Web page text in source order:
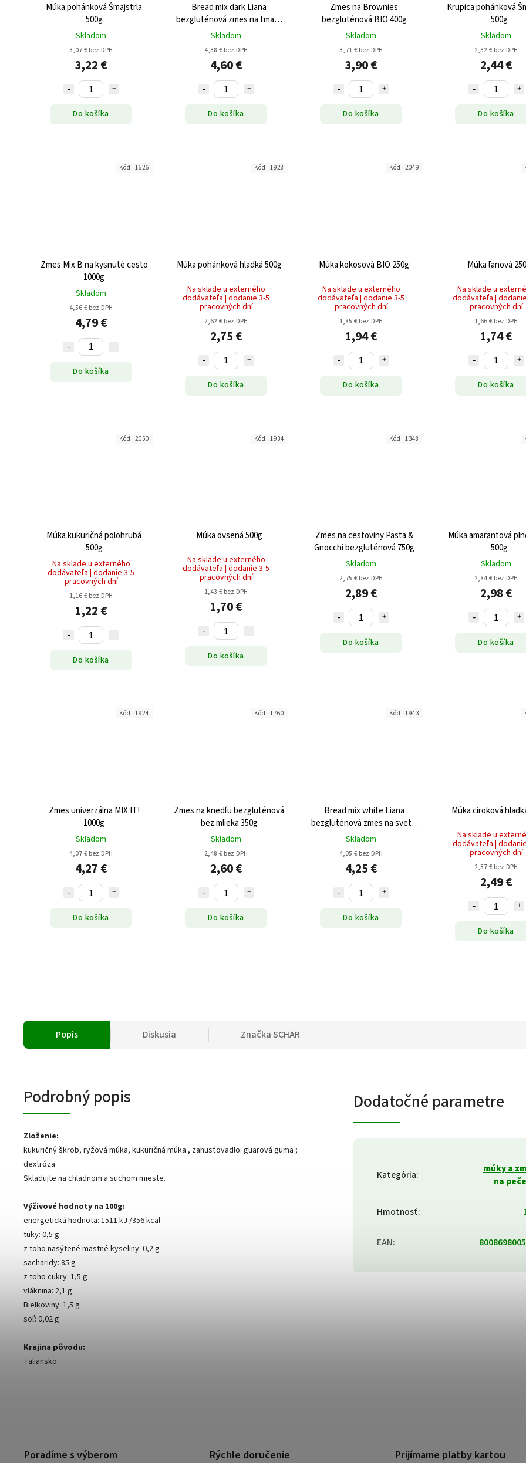
Múka pohánková Šmajstrla
500g
Skladom
3,07 € bez DPH
3,22 €
Do košíka
Bread mix dark Liana
bezgluténová zmes na tmavý
chlieb a pečivo 1000g
Skladom
4,38 € bez DPH
4,60 €
Do košíka
Zmes na Brownies
bezgluténová BIO 400g
Skladom
3,71 € bez DPH
3,90 €
Do košíka
Krupica pohánková
500g
Skladom
2,32 € bez DPH
2,44 €
Do košíka
Zmes Mix B na kysnuté cesto
1000g
Skladom
4,56 € bez DPH
4,79 €
Do košíka
Kód: 1626
Múka pohánková hladká 500g
Na sklade u externého
dodávateľa | dodanie 3-5
pracovných dní
2,62 € bez DPH
2,75 €
Do košíka
Kód: 1928
Múka kokosová BIO 250g
Na sklade u externého
dodávateľa | dodanie 3-5
pracovných dní
1,85 € bez DPH
1,94 €
Do košíka
Kód: 2049
Múka ľanová
Na sklade u
dodávateľa |
pracovných dní
1,66 € bez DPH
1,74 €
Do košíka
Múka kukuričná polohrubá
500g
Na sklade u externého
dodávateľa | dodanie 3-5
pracovných dní
1,16 € bez DPH
1,22 €
Do košíka
Kód: 2050
Múka ovsená 500g
Na sklade u externého
dodávateľa | dodanie 3-5
pracovných dní
1,43 € bez DPH
1,70 €
Do košíka
Kód: 1934
Zmes na cestoviny Pasta &
Gnocchi bezgluténová 750g
Skladom
2,75 € bez DPH
2,89 €
Do košíka
Kód: 1348
Múka amarantová
500g
Skladom
2,84 € bez DPH
2,98 €
Do košíka
Zmes univerzálna MIX IT!
1000g
Skladom
4,07 € bez DPH
4,27 €
Do košíka
Kód: 1924
Zmes na knedľu bezgluténová
bez mlieka 350g
Skladom
2,48 € bez DPH
2,60 €
Do košíka
Kód: 1760
Bread mix white Liana
bezgluténová zmes na svetlý
chlieb a pečivo 1000g
Skladom
4,05 € bez DPH
4,25 €
Do košíka
Kód: 1943
Múka ciroková
Na sklade u
dodávateľa |
pracovných dní
2,37 € bez DPH
2,49 €
Do košíka
Popis Diskusia ZnačkaSCHÄR
Podrobný popis
Zloženie:
kukuričný škrob, ryžová múka, kukuričná múka , zahusťovadlo: guarová guma ;
dextróza
Skladujte na chladnom a suchom mieste.
Výživové hodnoty na 100g:
energetická hodnota: 1511 kJ /356 kcal
tuky: 0,5 g
z toho nasýtené mastné kyseliny: 0,2 g
sacharidy: 85 g
z toho cukry: 1,5 g
vláknina: 2,1 g
Bielkoviny: 1,5 g
soľ: 0,02 g
Krajina pôvodu:
Taliansko
Dodatočné parametre
Kategória:
múky a
na
Hmotnosť:
EAN:
Poradíme s výberom Rýchle doručenie Prijímame platby kartou